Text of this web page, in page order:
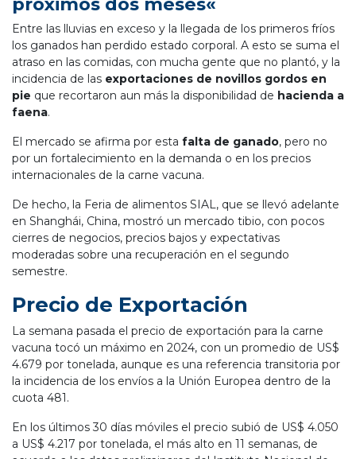
Entre las lluvias en exceso y la llegada de los primeros fríos
los ganados han perdido estado corporal. A esto se suma el
atraso en las comidas, con mucha gente que no plantó, y la
incidencia de las exportaciones de novillos gordos en
pie que recortaron aun más la disponibilidad de hacienda a
faena.
El mercado se afirma por esta falta de ganado, pero no
por un fortalecimiento en la demanda o en los precios
internacionales de la carne vacuna.
De hecho, la Feria de alimentos SIAL, que se llevó adelante
en Shanghái, China, mostró un mercado tibio, con pocos
cierres de negocios, precios bajos y expectativas
moderadas sobre una recuperación en el segundo
semestre.
Precio de Exportación
La semana pasada el precio de exportación para la carne
vacuna tocó un máximo en 2024, con un promedio de US$
4.679 por tonelada, aunque es una referencia transitoria por
la incidencia de los envíos a la Unión Europea dentro de la
cuota 481.
En los últimos 30 días móviles el precio subió de US$ 4.050
a US$ 4.217 por tonelada, el más alto en 11 semanas, de